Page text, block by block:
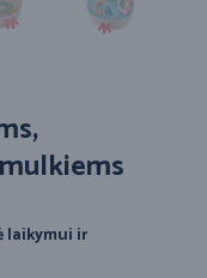
laikymui ir